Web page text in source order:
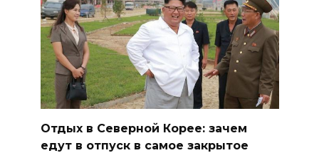
Отдых в Северной Корее: зачем
едут в отпуск в самое закрытое